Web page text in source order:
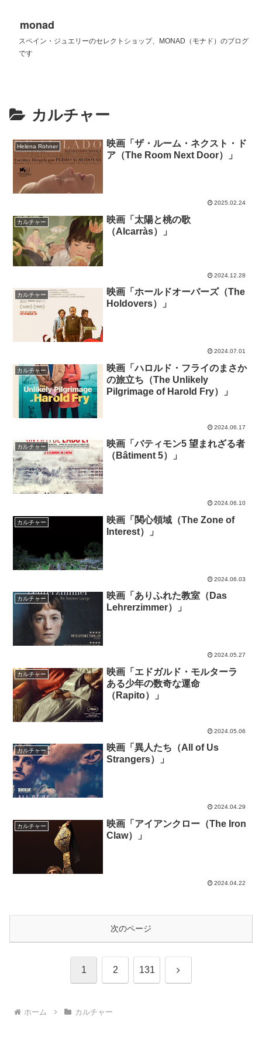
monad
スペイン・ジュエリーのセレクトショップ、MONAD（モナド）のブログ
です
カルチャー
Helena Rohner
映画「ザ・ルーム・ネクスト・ド
ア（The Room Next Door）」
2025.02.24
カルチャー
映画「太陽と桃の歌
（Alcarràs）」
2024.12.28
カルチャー
映画「ホールドオーバーズ（The
Holdovers）」
2024.07.01
カルチャー
映画「ハロルド・フライのまさか
の旅立ち（The Unlikely
Pilgrimage of Harold Fry）」
2024.06.17
カルチャー
映画「バティモン5 望まれざる者
（Bâtiment 5）」
2024.06.10
カルチャー
映画「関心領域（The Zone of
Interest）」
2024.06.03
カルチャー
映画「ありふれた教室（Das
Lehrerzimmer）」
2024.05.27
カルチャー
映画「エドガルド・モルターラ
ある少年の数奇な運命
（Rapito）」
2024.05.06
カルチャー
映画「異人たち（All of Us
Strangers）」
2024.04.29
カルチャー
映画「アイアンクロー（The Iron
Claw）」
2024.04.22
次のページ
1 2 131 次
ホーム カルチャー